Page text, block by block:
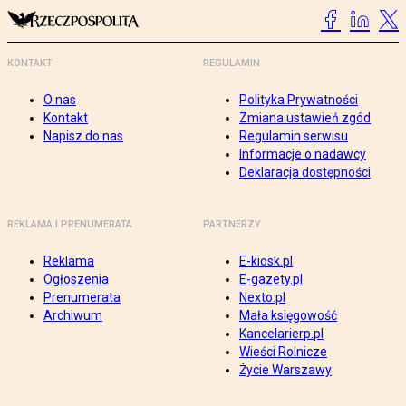
KONTAKT
O nas
Kontakt
Napisz do nas
REGULAMIN
Polityka Prywatności
Zmiana ustawień zgód
Regulamin serwisu
Informacje o nadawcy
Deklaracja dostępności
REKLAMA I PRENUMERATA
Reklama
Ogłoszenia
Prenumerata
Archiwum
PARTNERZY
E-kiosk.pl
E-gazety.pl
Nexto.pl
Mała księgowość
Kancelarierp.pl
Wieści Rolnicze
Życie Warszawy